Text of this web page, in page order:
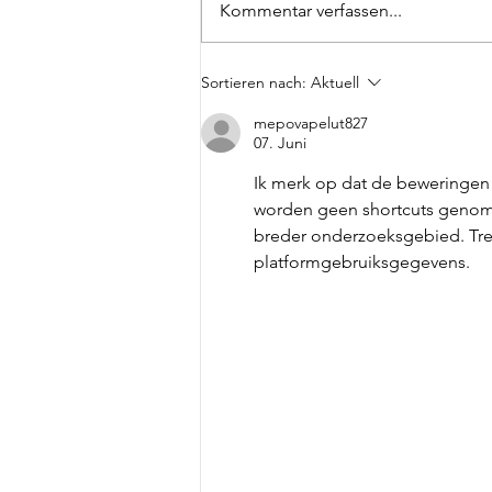
Auch 2025 wird
Kommentar verfassen...
Sortieren nach: Aktuell
mepovapelut827
07. Juni
Ik merk op dat de
worden geen shortcuts
breder onderzoeksgebied.
platformgebruiksgegevens.